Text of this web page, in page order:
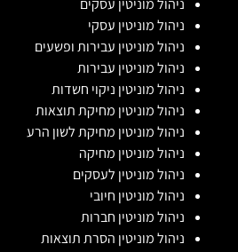
ניהול מוניטין עסקים
ניהול מוניטין עסקי
ניהול מוניטין עבירות ופשעים
ניהול מוניטין עבירות
ניהול מוניטין ניקוי חשדות
ניהול מוניטין מחיקת תוצאות
ניהול מוניטין מחיקת לשון הרע
ניהול מוניטין מחיקה
ניהול מוניטין לעסקים
ניהול מוניטין חיובי
ניהול מוניטין חברות
ניהול מוניטין הסרת תוצאות